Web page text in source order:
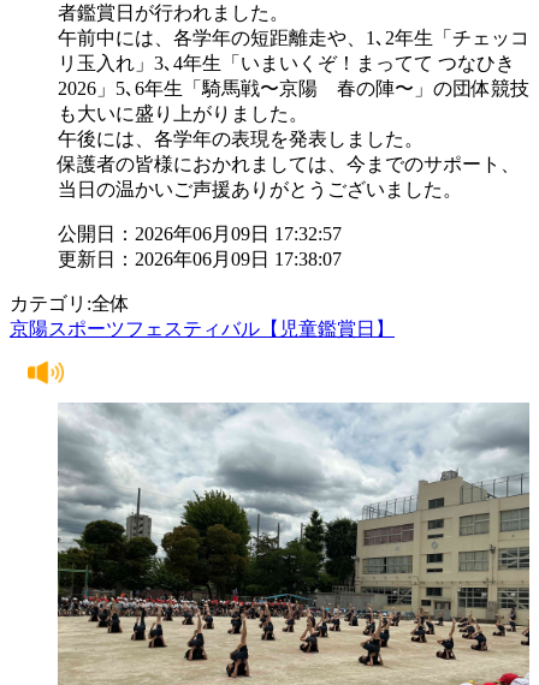
者鑑賞日が行われました。
午前中には、各学年の短距離走や、1､2年生「チェッコ
リ玉入れ」3､4年生「いまいくぞ！まってて つなひき
2026」5､6年生「騎馬戦〜京陽 春の陣〜」の団体競技
も大いに盛り上がりました。
午後には、各学年の表現を発表しました。
保護者の皆様におかれましては、今までのサポート、
当日の温かいご声援ありがとうございました。
公開日：2026年06月09日 17:32:57
更新日：2026年06月09日 17:38:07
カテゴリ:全体
京陽スポーツフェスティバル【児童鑑賞日】